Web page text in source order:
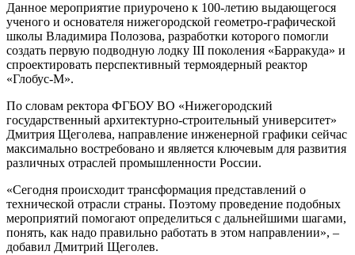
Данное мероприятие приурочено к 100-летию выдающегося
ученого и основателя нижегородской геометро-графической
школы Владимира Полозова, разработки которого помогли
создать первую подводную лодку III поколения «Барракуда» и
спроектировать перспективный термоядерный реактор
«Глобус-М».
По словам ректора ФГБОУ ВО «Нижегородский
государственный архитектурно-строительный университет»
Дмитрия Щеголева, направление инженерной графики сейчас
максимально востребовано и является ключевым для развития
различных отраслей промышленности России.
«Сегодня происходит трансформация представлений о
технической отрасли страны. Поэтому проведение подобных
мероприятий помогают определиться с дальнейшими шагами,
понять, как надо правильно работать в этом направлении», –
добавил Дмитрий Щеголев.